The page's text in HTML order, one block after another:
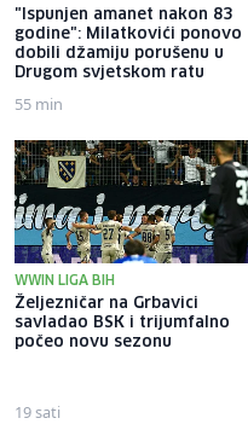
"Ispunjen amanet nakon 83
godine": Milatkovići ponovo
dobili džamiju porušenu u
Drugom svjetskom ratu
55 min
WWIN LIGA BIH
Željezničar na Grbavici
savladao BSK i trijumfalno
počeo novu sezonu
19 sati